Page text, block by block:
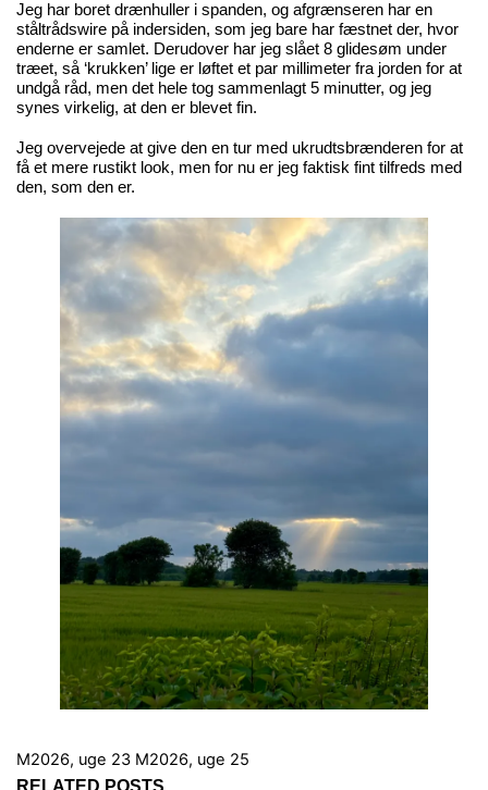
Jeg har boret drænhuller i spanden, og afgrænseren har en
ståltrådswire på indersiden, som jeg bare har fæstnet der, hvor
enderne er samlet. Derudover har jeg slået 8 glidesøm under
træet, så ‘krukken’ lige er løftet et par millimeter fra jorden for at
undgå råd, men det hele tog sammenlagt 5 minutter, og jeg
synes virkelig, at den er blevet fin.
Jeg overvejede at give den en tur med ukrudtsbrænderen for at
få et mere rustikt look, men for nu er jeg faktisk fint tilfreds med
den, som den er.
M2026, uge 23M2026, uge 25